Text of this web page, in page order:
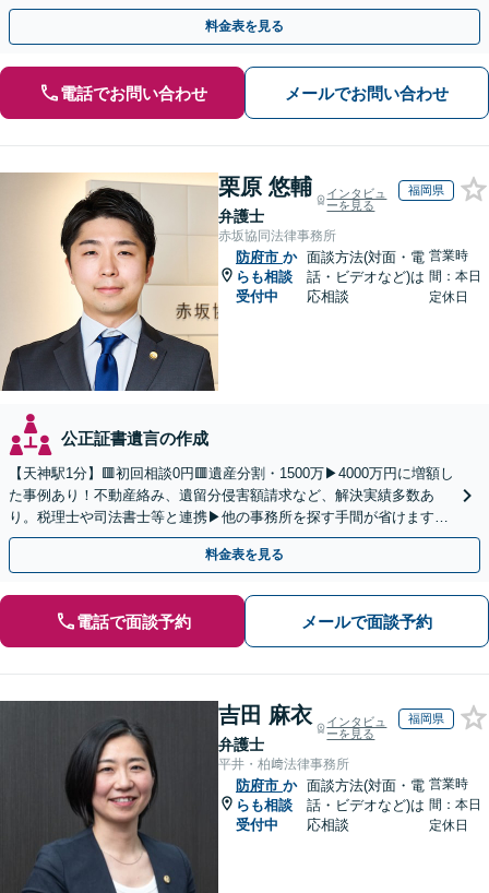
執行／事業承継など、お任せください」【休日相談あり】
料金表を見る
電話でお問い合わせ メールでお問い合わせ
栗原 悠輔
弁護士
インタビュ
ーを見る
福岡県
赤坂協同法律事務所
防府市 か
らも相談
受付中
面談方法(対面・電
話・ビデオなど)は
応相談
営業時
間：本日
定休日
公正証書遺言の作成
【天神駅1分】🟥初回相談0円🟥遺産分割・1500万▶4000万円に増額し
た事例あり！不動産絡み、遺留分侵害額請求など、解決実績多数あ
り。税理士や司法書士等と連携▶他の事務所を探す手間が省けます！
不動産会社と連携し無料査定&財産調査も◎
料金表を見る
電話で面談予約 メールで面談予約
吉田 麻衣
弁護士
インタビュ
ーを見る
福岡県
平井・柏﨑法律事務所
防府市 か
らも相談
受付中
面談方法(対面・電
話・ビデオなど)は
応相談
営業時
間：本日
定休日